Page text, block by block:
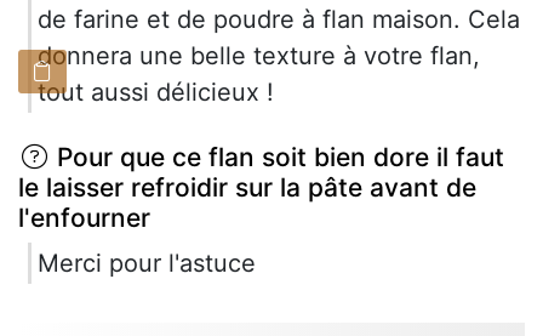
de farine et de poudre à flan maison. Cela
donnera une belle texture à votre flan,
tout aussi délicieux !
Pour que ce flan soit bien dore il faut
le laisser refroidir sur la pâte avant de
l'enfourner
Merci pour l'astuce